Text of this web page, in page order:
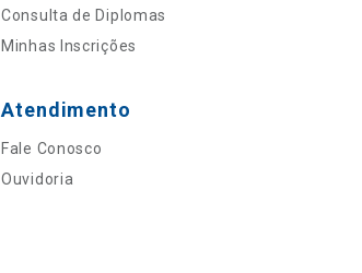
Consulta de Diplomas
Minhas Inscrições
Atendimento
Fale Conosco
Ouvidoria